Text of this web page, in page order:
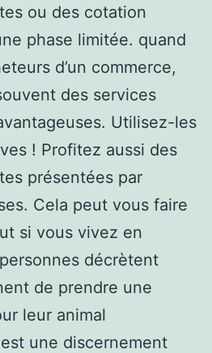
ou des cotation
phase limitée. quand
d’un commerce,
des services
Utilisez-les
! Profitez aussi des
présentées par
Cela peut vous faire
si vous vivez en
décrètent
de prendre une
leur animal
une discernement